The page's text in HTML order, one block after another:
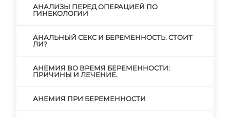
АНАЛИЗЫ ПЕРЕД ОПЕРАЦИЕЙ ПО
ГИНЕКОЛОГИИ
АНАЛЬНЫЙ СЕКС И БЕРЕМЕННОСТЬ. СТОИТ
ЛИ?
АНЕМИЯ ВО ВРЕМЯ БЕРЕМЕННОСТИ:
ПРИЧИНЫ И ЛЕЧЕНИЕ.
АНЕМИЯ ПРИ БЕРЕМЕННОСТИ